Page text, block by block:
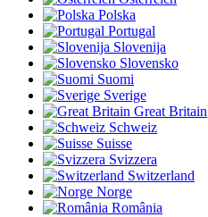
Polska
Portugal
Slovenija
Slovensko
Suomi
Sverige
Great Britain
Schweiz
Suisse
Svizzera
Switzerland
Norge
România